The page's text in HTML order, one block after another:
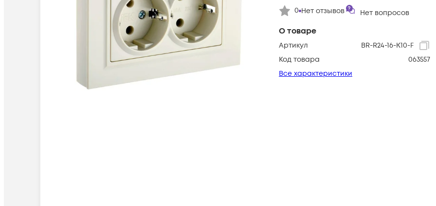
О товаре
Артикул
BR-R24-16-K10-F
Код товара
063557
Все характеристики
0 Нет отзывов Нет вопросов